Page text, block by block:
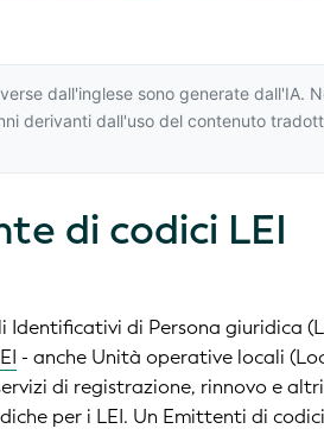
dall'inglese sono generate dall'IA.
derivanti dall'uso del contenuto
di codici LEI
di Persona giuridica
- anche Unità operative locali
di registrazione, rinnovo e
per i LEI. Un Emittenti di